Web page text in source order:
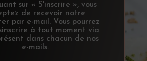
sur « S'inscrire », vous
de recevoir notre
par e-mail. Vous pourrez
à tout moment via
dans chacun de nos
e-mails.